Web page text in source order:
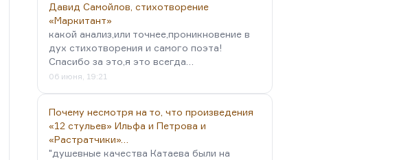
Давид Самойлов, стихотворение
«Маркитант»
какой анализ,или точнее,проникновение в
дух стихотворения и самого поэта!
Спасибо за это,я это всегда…
06 июня, 19:21
Почему несмотря на то, что произведения
«12 стульев» Ильфа и Петрова и
«Растратчики»…
"душевные качества Катаева были на